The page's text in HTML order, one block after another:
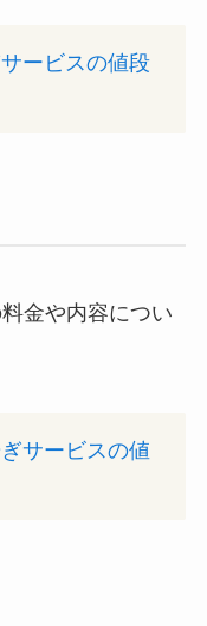
ービスの値段
金や内容につい
サービスの値